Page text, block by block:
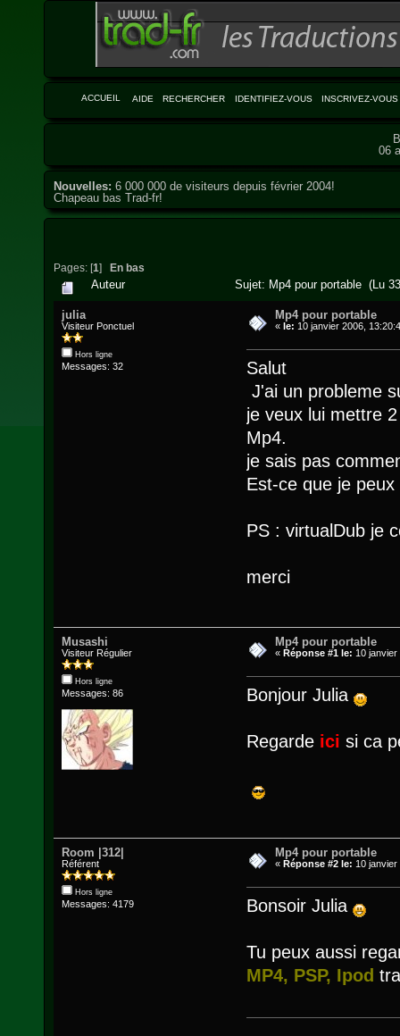
ACCUEIL AIDE RECHERCHER IDENTIFIEZ-VOUS INSCRIVEZ-VOUS
06
Nouvelles: 6 000 000 de visiteurs depuis février 2004!
Chapeau bas Trad-fr!
Pages: [1] En bas
Auteur Sujet: Mp4 pour portable (Lu
julia
Visiteur Ponctuel
Hors ligne
Messages: 32
Mp4 pour portable
«le: 10 janvier 2006,
Salut
J'ai un probleme
je veux lui mettre
Mp4.
je sais pas
Est-ce que je
PS : virtualDub je
merci
Musashi
Visiteur Régulier
Hors ligne
Messages: 86
Mp4 pour portable
«Réponse #1 le: 10
Bonjour Julia
Regarde ici si ca
Room |312|
Référent
Hors ligne
Messages: 4179
Mp4 pour portable
« Réponse #2 le: 10
Bonsoir Julia
Tu peux aussi
MP4, PSP, Ipod